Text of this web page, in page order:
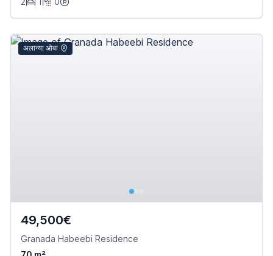
अलान्या ओबा
49,500€
Granada Habeebi Residence